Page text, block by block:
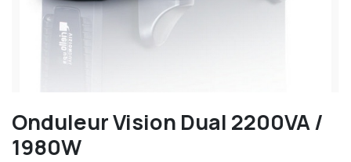
Onduleur Vision Dual 2200VA /
1980W